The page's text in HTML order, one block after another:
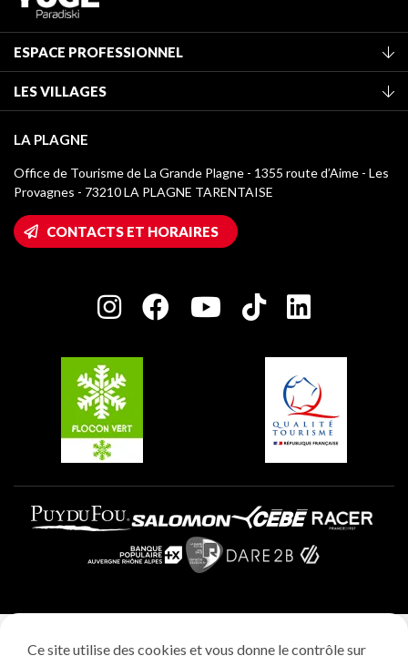
ESPACE PROFESSIONNEL
Classement des meublés
Taxe de séjour
Médiathèque
Logos La Plagne
Accès Wifi
Maison des Propriétaires
Charte des Acteurs Engagés
LES VILLAGES
Montchavin - Les Coches
Champagny-en-Vanoise
Plagne 1800
Plagne Villages
Plagne Aime 2000
LA PLAGNE
Office de Tourisme de La Grande Plagne - 1355 route d’Aime - Les
Provagnes - 73210 LA PLAGNE TARENTAISE
CONTACTS ET HORAIRES
Ce site utilise des cookies et vous donne le contrôle sur